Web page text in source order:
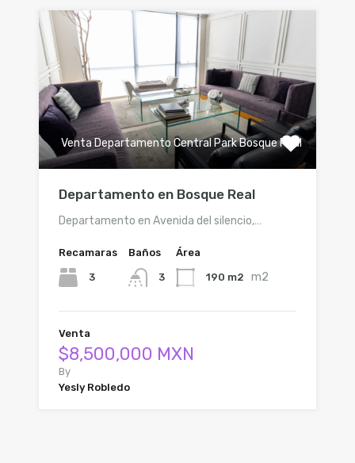
Venta Departamento Central Park Bosque Real
Departamento en Bosque Real
Departamento en Avenida del silencio,…
Recamaras
3
Baños
3
Área
190 m2 m2
Venta
$8,500,000 MXN
By
Yesly Robledo